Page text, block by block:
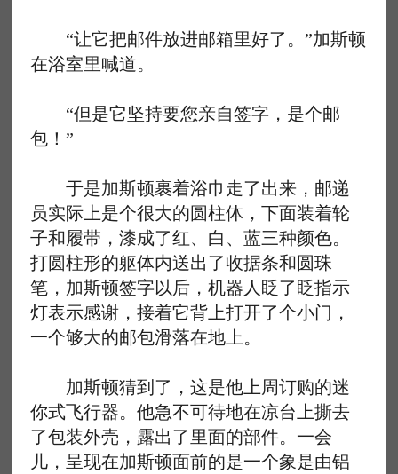
“让它把邮件放进邮箱里好了。”加斯顿
在浴室里喊道。
“但是它坚持要您亲自签字，是个邮
包！”
于是加斯顿裹着浴巾走了出来，邮递
员实际上是个很大的圆柱体，下面装着轮
子和履带，漆成了红、白、蓝三种颜色。
打圆柱形的躯体内送出了收据条和圆珠
笔，加斯顿签字以后，机器人眨了眨指示
灯表示感谢，接着它背上打开了个小门，
一个够大的邮包滑落在地上。
加斯顿猜到了，这是他上周订购的迷
你式飞行器。他急不可待地在凉台上撕去
了包装外壳，露出了里面的部件。一会
儿，呈现在加斯顿面前的是一个象是由铝